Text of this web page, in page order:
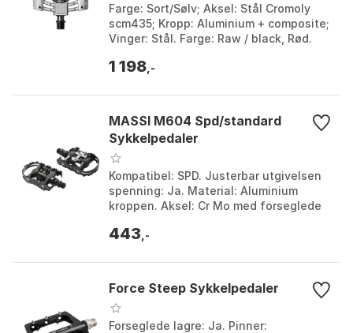
Farge: Sort/Sølv; Aksel: Stål Cromoly
scm435; Kropp: Aluminium + composite;
Vinger: Stål. Farge: Raw / black, Rød.
1 198 ,-
MASSI M604 Spd/standard
Sykkelpedaler
Kompatibel: SPD. Justerbar utgivelsen
spenning: Ja. Material: Aluminium
kroppen. Aksel: Cr Mo med forseglede
Size.
443 ,-
Force Steep Sykkelpedaler
Forseglede lagre: Ja. Pinner: